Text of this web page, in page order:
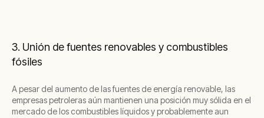
3. Unión de fuentes renovables y combustibles
fósiles
A pesar del aumento de las fuentes de energía renovable, las
empresas petroleras aún mantienen una posición muy sólida en el
mercado de los combustibles líquidos y probablemente aun